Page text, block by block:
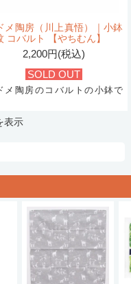
メ陶房（川上真悟）｜小鉢
コバルト 【やちむん】
2,200円(税込)
SOLD OUT
メ陶房のコバルトの小鉢で
表示